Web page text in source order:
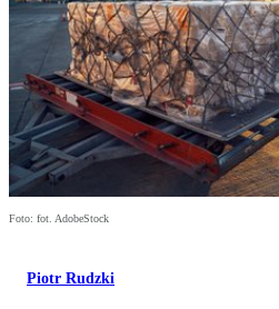
Foto: fot. AdobeStock
Piotr Rudzki